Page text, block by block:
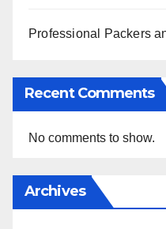
Professional Packers
Recent Comments
No comments to show.
Archives